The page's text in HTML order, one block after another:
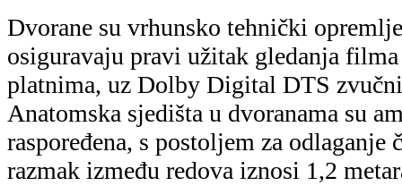
Dvorane su vrhunsko tehnički
osiguravaju pravi užitak gledanja
platnima, uz Dolby Digital DTS
Anatomska sjedišta u dvoranama su
raspoređena, s postoljem za odlaganje
razmak između redova iznosi 1,2